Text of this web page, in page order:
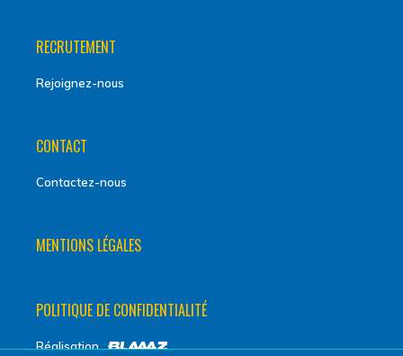
RECRUTEMENT
Rejoignez-nous
CONTACT
Contactez-nous
MENTIONS LÉGALES
POLITIQUE DE CONFIDENTIALITÉ
Réalisation